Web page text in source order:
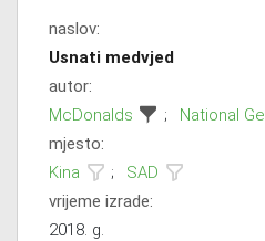
naslov:
Usnati medvjed
autor:
McDonalds
;
National
mjesto:
Kina
;
SAD
vrijeme izrade:
2018. g.